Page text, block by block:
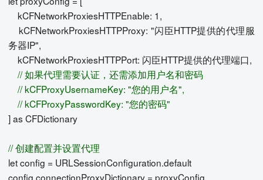
kCFNetworkProxiesHTTPEnable: 1,
kCFNetworkProxiesHTTPProxy: "闪臣HTTP提供的代理服
务器IP",
kCFNetworkProxiesHTTPPort: 闪臣HTTP提供的代理端口,
// 如果代理需要认证，还需添加用户名和密码
// kCFProxyUsernameKey: "您的用户名",
// kCFProxyPasswordKey: "您的密码"
] as CFDictionary
// 创建配置并设置代理
let config = URLSessionConfiguration.default
config.connectionProxyDictionary = proxyConfig